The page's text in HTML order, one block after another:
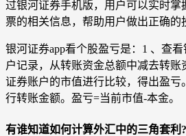
过银河证券手机版，用户可以实时掌
票的相关信息，帮助用户做出正确的
银河证券app看个股盈亏是：1 、查
户记录，从转账资金总额中减去转
证券账户的市值进行比较，得出盈亏
行转账金额。盈亏=当前市值-本金。
有谁知道如何计算外汇中的三角套利